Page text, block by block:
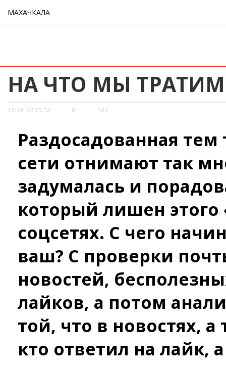
МАХАЧКАЛА
НА ЧТО МЫ
15:39 04.10.18 0 183
Раздосадованная
сети отнимают так
задумалась и
который лишен этого
соцсетях. С чего
ваш? C проверки
новостей,
лайков, а потом
той, что в новостях, а
кто ответил на лайк,